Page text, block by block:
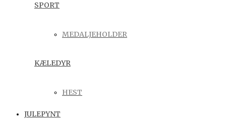
SPORT
MEDALJEHOLDER
KÆLEDYR
HEST
JULEPYNT